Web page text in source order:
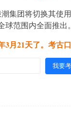
集团将切换其使
球范围内全面推出。
3月21天了。考古
我要